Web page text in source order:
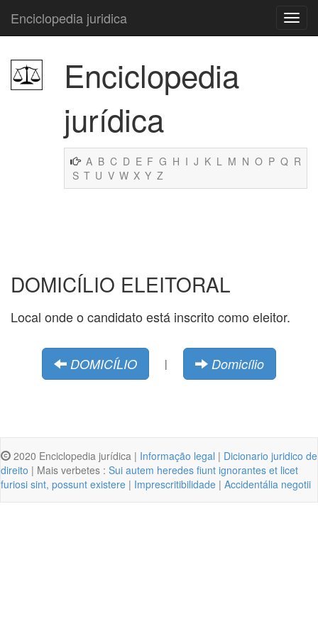
Enciclopedia juridica
Enciclopedia
jurídica
A B C D E F G H I J K L M N O P Q R
S T U V W X Y Z
DOMICÍLIO ELEITORAL
Local onde o candidato está inscrito como eleitor.
DOMICÍLIO | Domicílio
2020 Enciclopedia jurídica | Informação legal | Dicionario juridico de
direito | Mais verbetes : Sui autem heredes fiunt ignorantes et licet
furiosi sint, possunt existere | Imprescritibilidade | Accidentália negotii